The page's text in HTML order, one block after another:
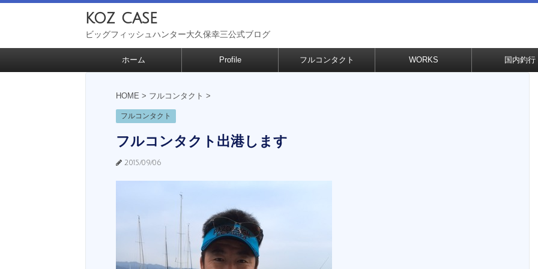
koz case
ビッグフィッシュハンター大久保幸三公式ブログ
ホーム Profile フルコンタクト WORKS 国内釣行
HOME > フルコンタクト >
フルコンタクト
フルコンタクト出港します
2015/09/06